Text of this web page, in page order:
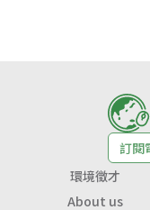
訂閱
環境徵才
About us